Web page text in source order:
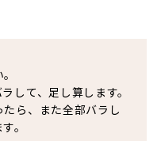
して、足し算します。
ら、また全部バラし
。